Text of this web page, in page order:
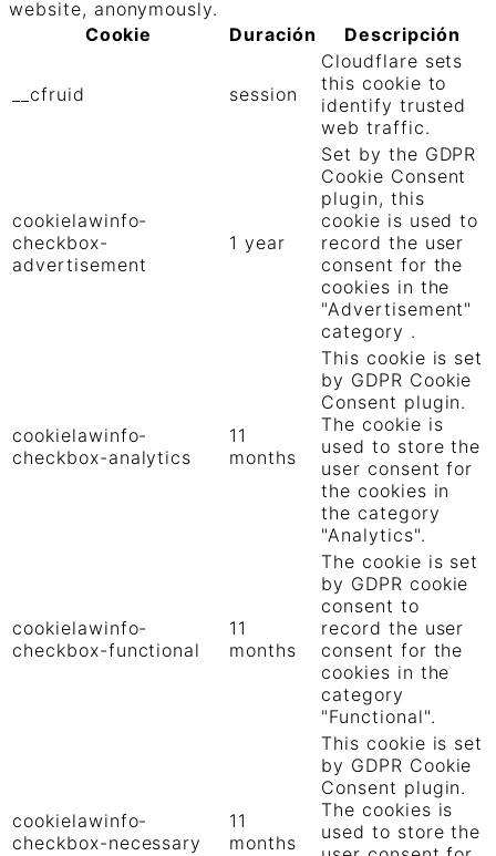
website, anonymously.
Cookie
Duración Descripción
__cfruid session
Cloudflare sets
this cookie to
identify trusted
web traffic.
cookielawinfo-
checkbox-
advertisement
1 year
Set by the GDPR
Cookie Consent
plugin, this
cookie is used to
record the user
consent for the
cookies in the
"Advertisement"
category .
cookielawinfo-
checkbox-analytics
11
months
This cookie is set
by GDPR Cookie
Consent plugin.
The cookie is
used to store the
user consent for
the cookies in
the category
"Analytics".
cookielawinfo-
checkbox-functional
11
months
The cookie is set
by GDPR cookie
consent to
record the user
consent for the
cookies in the
category
"Functional".
cookielawinfo-
checkbox-necessary
11
months
This cookie is set
by GDPR Cookie
Consent plugin.
The cookies is
used to store the